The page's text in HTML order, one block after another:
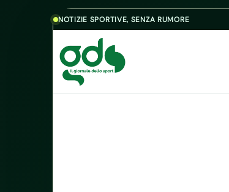
Skip to content
NOTIZIE SPORTIVE, SENZA RUMORE